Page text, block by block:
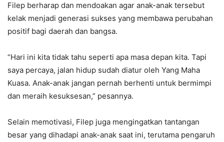
Filep berharap dan mendoakan agar anak-anak tersebut
kelak menjadi generasi sukses yang membawa perubahan
positif bagi daerah dan bangsa.
“Hari ini kita tidak tahu seperti apa masa depan kita. Tapi
saya percaya, jalan hidup sudah diatur oleh Yang Maha
Kuasa. Anak-anak jangan pernah berhenti untuk bermimpi
dan meraih kesuksesan,” pesannya.
Selain memotivasi, Filep juga mengingatkan tantangan
besar yang dihadapi anak-anak saat ini, terutama pengaruh